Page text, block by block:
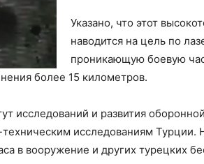
Указано, что этот
наводится на цель по
проникающую боевую
более 15 километров.
исследований и развития
исследованиям Турции.
в вооружение и других турецких